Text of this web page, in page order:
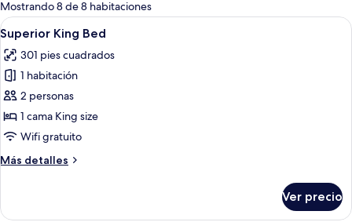
las
habitaciones
Mostrando 8 de 8 habitaciones
Abrir
todas
las
fotos
de
Superior
King
Habitación de hotel con una cama
6
Superior King Bed
301 pies cuadrados
1 habitación
2 personas
1 cama King size
Wifi gratuito
Más detalles
Más
King
Ver precio